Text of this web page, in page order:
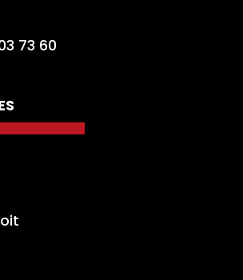
73 60